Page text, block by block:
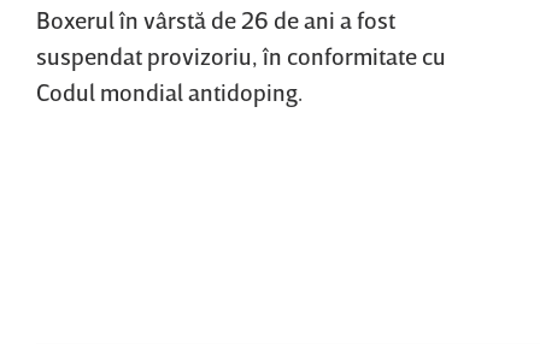
Boxerul în vârstă de 26 de ani a fost
suspendat provizoriu, în conformitate cu
Codul mondial antidoping.